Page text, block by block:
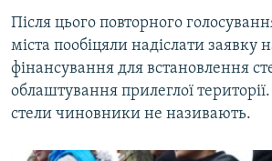
Після цього повторного
міста пообіцяли надіслати заявку
фінансування для встановлення
облаштування прилеглої
стели чиновники не називають.